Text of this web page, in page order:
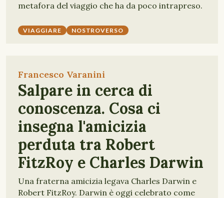
metafora del viaggio che ha da poco intrapreso.
VIAGGIARE NOSTROVERSO
Francesco Varanini
Salpare in cerca di
conoscenza. Cosa ci
insegna l'amicizia
perduta tra Robert
FitzRoy e Charles Darwin
Una fraterna amicizia legava Charles Darwin e
Robert FitzRoy. Darwin è oggi celebrato come